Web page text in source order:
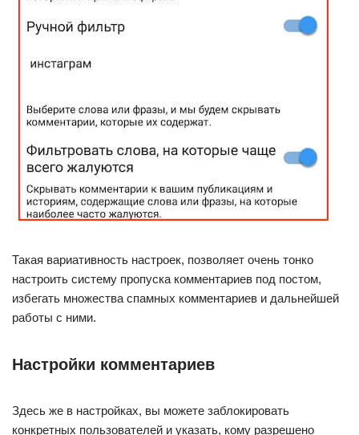
Такая вариативность настроек, позволяет очень тонко
настроить систему пропуска комментариев под постом,
избегать множества спамных комментариев и дальнейшей
работы с ними.
Настройки комментариев
Здесь же в настройках, вы можете заблокировать
конкретных пользователей и указать, кому разрешено